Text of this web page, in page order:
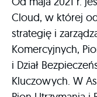
Cloud, w której
strategię i
Komercyjnych,
i Dział
Kluczowych. W